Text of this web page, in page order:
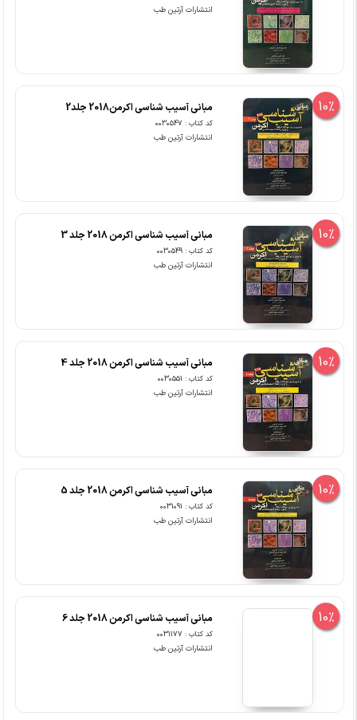
انتشارات آرتین طب
10% مبانی آسیب شناسی اکرمن2018 جلد2
کد کتاب : 0030547
انتشارات آرتین طب
10% مبانی آسیب شناسی اکرمن 2018 جلد 3
کد کتاب : 0030549
انتشارات آرتین طب
10% مبانی آسیب شناسی اکرمن 2018 جلد 4
کد کتاب : 0030551
انتشارات آرتین طب
10% مبانی آسیب شناسی اکرمن 2018 جلد 5
کد کتاب : 0031091
انتشارات آرتین طب
10% مبانی آسیب شناسی اکرمن 2018 جلد 6
کد کتاب : 0031177
انتشارات آرتین طب